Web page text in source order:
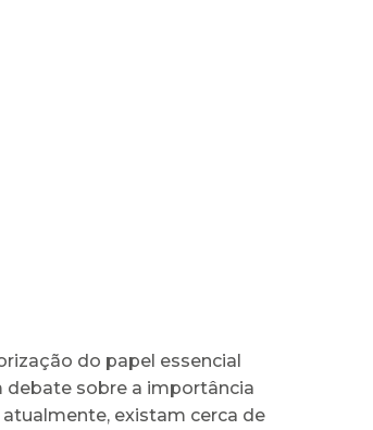
do papel essencial
debate sobre a importância
existam cerca de